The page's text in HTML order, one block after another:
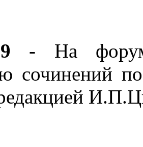
- На
сочинений